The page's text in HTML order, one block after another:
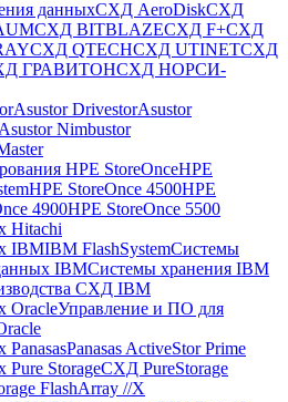
данныхСХД AeroDiskСХД
СХД BITBLAZEСХД F+СХД
СХД QTECHСХД UTINETСХД
ГРАВИТОНСХД НОРСИ-
Asustor DrivestorAsustor
Nimbustor
HPE StoreOnceHPE
HPE StoreOnce 4500HPE
4900HPE StoreOnce 5500
Hitachi
IBMIBM FlashSystemСистемы
IBMСистемы хранения IBM
СХД IBM
OracleУправление и ПО для
Panasas ActiveStor Prime
StorageСХД PureStorage
FlashArray //X